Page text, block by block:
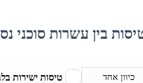
בין עשרות סוכני
כיוון אחד טיסות ישירות